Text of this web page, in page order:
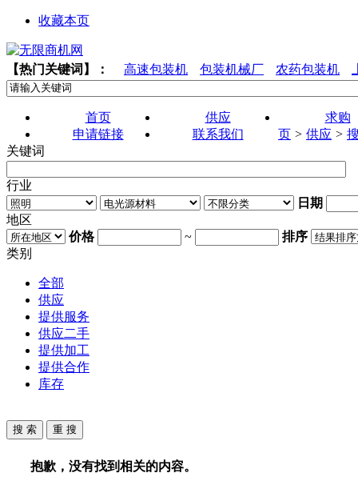
收藏本页
【热门关键词】： 高速包装机 包装机械厂 农药包装机
首页 供应
求购
申请链接
联系我们 页 > 供应 >
关键词
行业
日期
地区
价格
~
排序
类别
全部
供应
提供服务
供应二手
提供加工
提供合作
库存
抱歉，没有找到相关的内容。